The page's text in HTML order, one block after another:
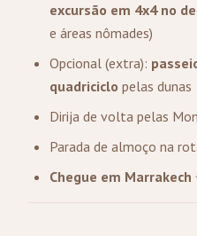
excursão em 4x4 no
e áreas nômades)
Opcional (extra):
quadriciclo pelas dunas
Dirija de volta pelas
Parada de almoço na
Chegue em Marrakech